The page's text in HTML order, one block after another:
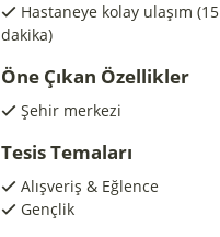
Hastaneye kolay ulaşım (15
dakika)
Öne Çıkan Özellikler
Şehir merkezi
Tesis Temaları
Alışveriş & Eğlence
Gençlik